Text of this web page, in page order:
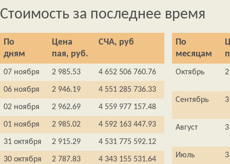
Стоимость за последнее время
По
дням
Цена
пая, руб.
СЧА, руб
07 ноября 2 985.53 4 652 506 760.76
06 ноября 2 946.19 4 551 285 736.33
02 ноября 2 962.69 4 559 977 157.48
01 ноября 2 985.02 4 592 163 447.93
31 октября 2 915.29 4 531 775 592.12
30 октября 2 787.83 4 343 155 531.64
По
месяцам
Октябрь
Сентябрь
Август
Июль